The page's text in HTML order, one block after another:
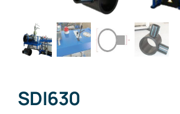
SDI630